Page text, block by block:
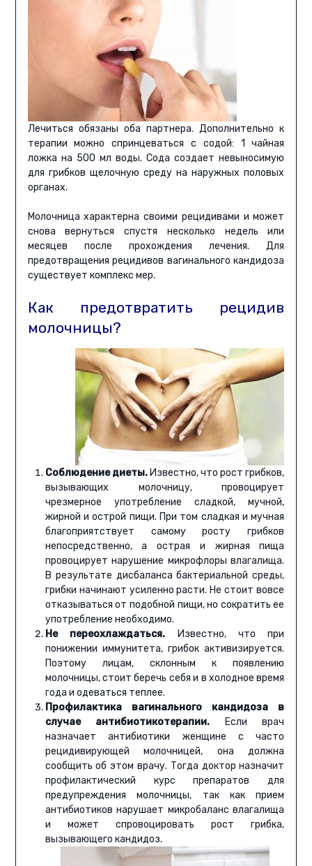
Лечиться обязаны оба партнера. Дополнительно к
терапии можно спринцеваться с содой: 1 чайная
ложка на 500 мл воды. Сода создает невыносимую
для грибков щелочную среду на наружных половых
органах.
Молочница характерна своими рецидивами и может
снова вернуться спустя несколько недель или
месяцев после прохождения лечения. Для
предотвращения рецидивов вагинального кандидоза
существует комплекс мер.
Как предотвратить рецидив
молочницы?
Соблюдение диеты.Известно, что рост грибков,
вызывающих молочницу, провоцирует
чрезмерное употребление сладкой, мучной,
жирной и острой пищи. При том сладкая и мучная
благоприятствует самому росту грибков
непосредственно, а острая и жирная пища
провоцирует нарушение микрофлоры влагалища.
В результате дисбаланса бактериальной среды,
грибки начинают усиленно расти. Не стоит вовсе
отказываться от подобной пищи, но сократить ее
употребление необходимо.
Не переохлаждаться. Известно, что при
понижении иммунитета, грибок активизируется.
Поэтому лицам, склонным к появлению
молочницы, стоит беречь себя и в холодное время
года и одеваться теплее.
Профилактика вагинального кандидоза в
случае антибиотикотерапии. Если врач
назначает антибиотики женщине с часто
рецидивирующей молочницей, она должна
сообщить об этом врачу. Тогда доктор назначит
профилактический курс препаратов для
предупреждения молочницы, так как прием
антибиотиков нарушает микробаланс влагалища
и может спровоцировать рост грибка,
вызывающего кандидоз.